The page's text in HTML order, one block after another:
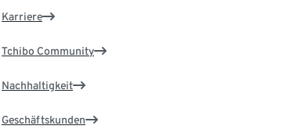
Karriere
Tchibo Community
Nachhaltigkeit
Geschäftskunden